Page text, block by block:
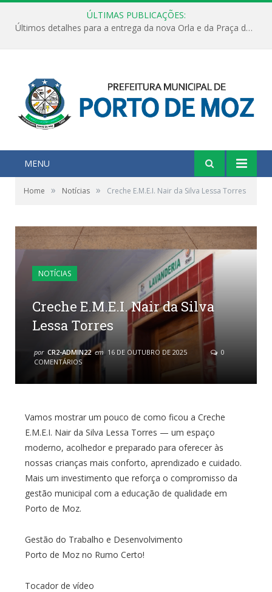
ÚLTIMAS PUBLICAÇÕES:
Últimos detalhes para a entrega da nova Orla e da Praça do Praião
MENU
Home » Notícias » Creche E.M.E.I. Nair da Silva Lessa Torres
NOTÍCIAS
Creche E.M.E.I. Nair da Silva
Lessa Torres
por CR2-ADMIN22 em 16 DE OUTUBRO DE 2025
0
COMENTÁRIOS
Vamos mostrar um pouco de como ficou a Creche
E.M.E.I. Nair da Silva Lessa Torres — um espaço
moderno, acolhedor e preparado para oferecer às
nossas crianças mais conforto, aprendizado e cuidado.
Mais um investimento que reforça o compromisso da
gestão municipal com a educação de qualidade em
Porto de Moz.
Gestão do Trabalho e Desenvolvimento
Porto de Moz no Rumo Certo!
Tocador de vídeo